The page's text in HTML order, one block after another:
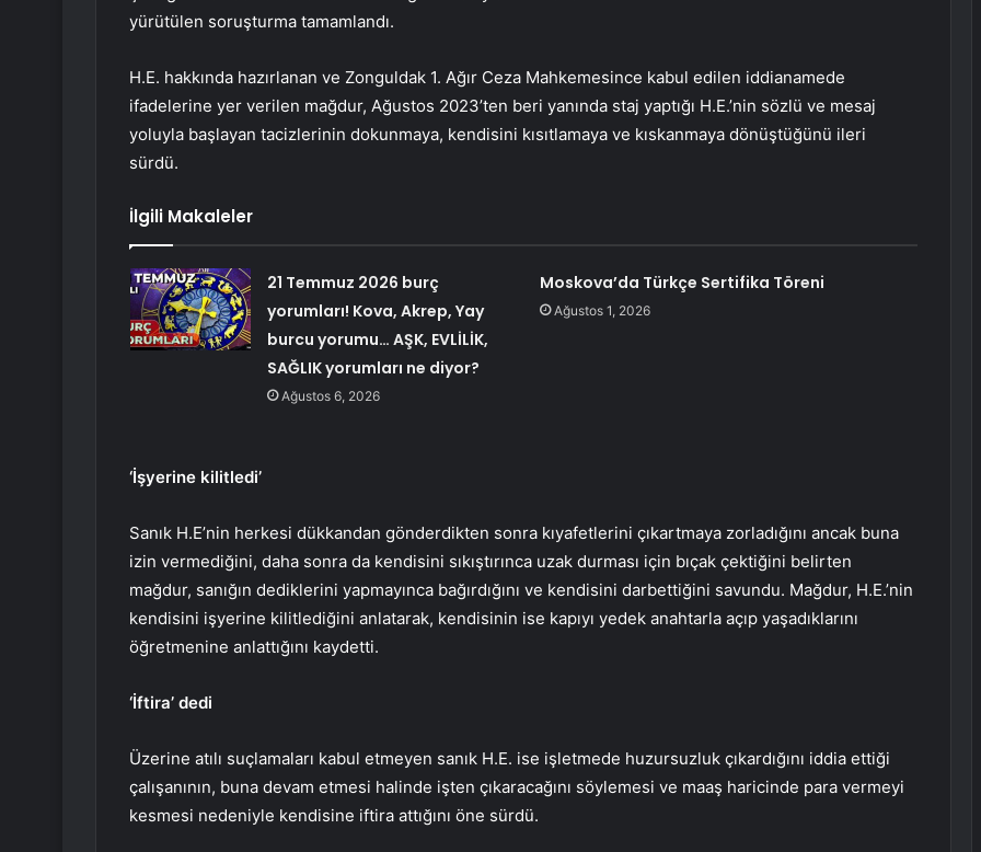
yürütülen soruşturma tamamlandı.
H.E. hakkında hazırlanan ve Zonguldak 1. Ağır Ceza Mahkemesince kabul edilen iddianamede
ifadelerine yer verilen mağdur, Ağustos 2023’ten beri yanında staj yaptığı H.E.’nin sözlü ve mesaj
yoluyla başlayan tacizlerinin dokunmaya, kendisini kısıtlamaya ve kıskanmaya dönüştüğünü ileri
sürdü.
İlgili Makaleler
21 Temmuz 2026 burç
yorumları! Kova, Akrep, Yay
burcu yorumu… AŞK, EVLİLİK,
SAĞLIK yorumları ne diyor?
Ağustos 6, 2026
Moskova’da Türkçe Sertifika Töreni
Ağustos 1, 2026
‘İşyerine kilitledi’
Sanık H.E’nin herkesi dükkandan gönderdikten sonra kıyafetlerini çıkartmaya zorladığını ancak buna
izin vermediğini, daha sonra da kendisini sıkıştırınca uzak durması için bıçak çektiğini belirten
mağdur, sanığın dediklerini yapmayınca bağırdığını ve kendisini darbettiğini savundu. Mağdur, H.E.’nin
kendisini işyerine kilitlediğini anlatarak, kendisinin ise kapıyı yedek anahtarla açıp yaşadıklarını
öğretmenine anlattığını kaydetti.
‘İftira’ dedi
Üzerine atılı suçlamaları kabul etmeyen sanık H.E. ise işletmede huzursuzluk çıkardığını iddia ettiği
çalışanının, buna devam etmesi halinde işten çıkaracağını söylemesi ve maaş haricinde para vermeyi
kesmesi nedeniyle kendisine iftira attığını öne sürdü.